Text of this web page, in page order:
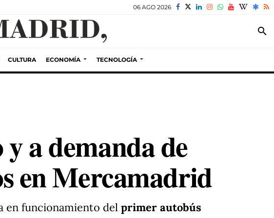
06 AGO 2026
search
CULTURA ECONOMÍA TECNOLOGÍA
a demanda de
en Mercamadrid
en funcionamiento del primer autobús